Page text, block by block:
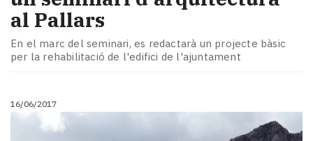
al Pallars
En el marc del seminari, es redactarà un projecte bàsic
per la rehabilitació de l'edifici de l'ajuntament
16/06/2017